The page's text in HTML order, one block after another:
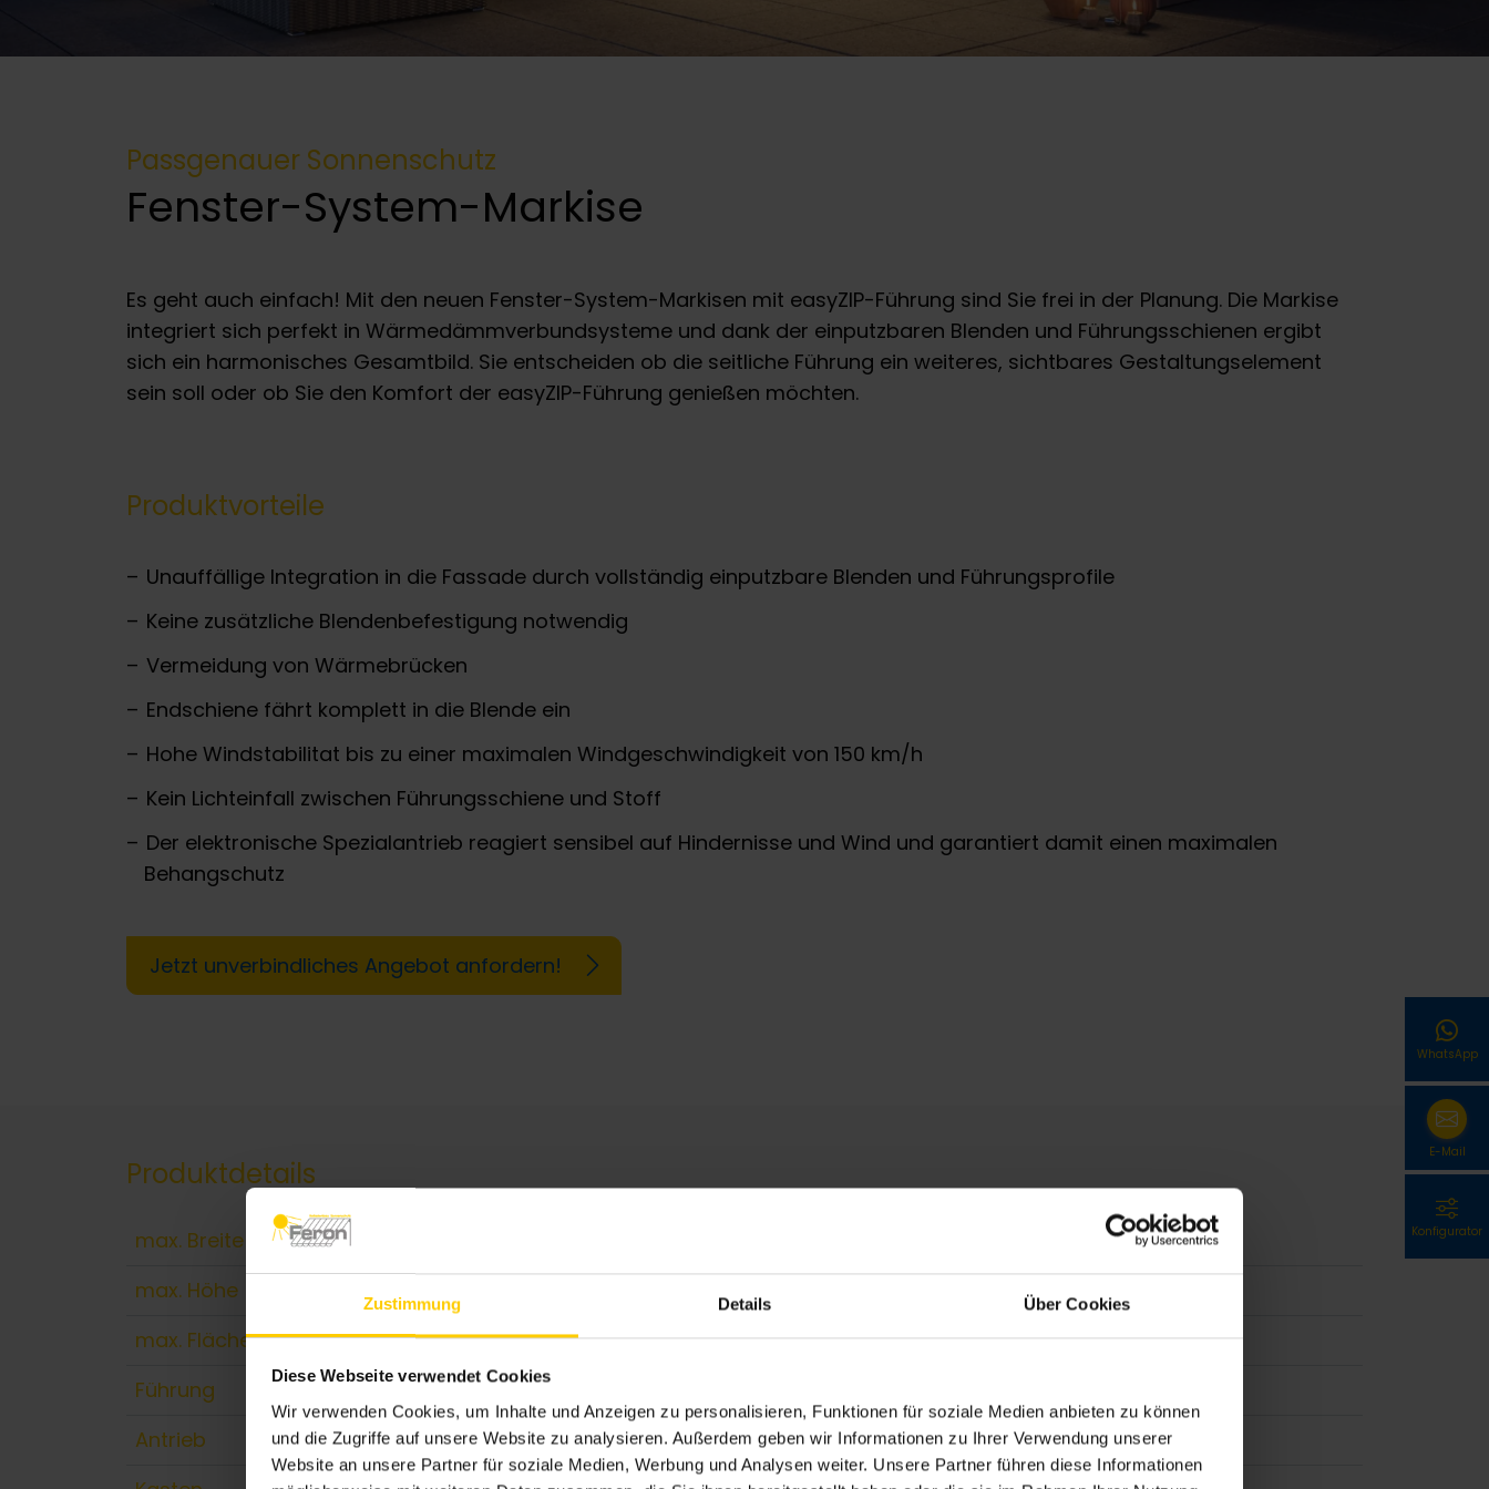
Zustimmung Details Über Cookies
Diese Webseite verwendet Cookies
Wir verwenden Cookies, um Inhalte und Anzeigen zu personalisieren, Funktionen für soziale Medien anbieten zu können
und die Zugriffe auf unsere Website zu analysieren. Außerdem geben wir Informationen zu Ihrer Verwendung unserer
Website an unsere Partner für soziale Medien, Werbung und Analysen weiter. Unsere Partner führen diese Informationen
Passgenauer Sonnenschutz
Fenster-System-Markise
Es geht auch einfach! Mit den neuen Fenster-System-Markisen mit easyZIP-Führung sind Sie frei in der Planung. Die Markise
integriert sich perfekt in Wärmedämmverbundsysteme und dank der einputzbaren Blenden und Führungsschienen ergibt
sich ein harmonisches Gesamtbild. Sie entscheiden ob die seitliche Führung ein weiteres, sichtbares Gestaltungselement
sein soll oder ob Sie den Komfort der easyZIP-Führung genießen möchten.
Produktvorteile
Unauffällige Integration in die Fassade durch vollständig einputzbare Blenden und Führungsprofile
Keine zusätzliche Blendenbefestigung notwendig
Vermeidung von Wärmebrücken
Endschiene fährt komplett in die Blende ein
Hohe Windstabilitat bis zu einer maximalen Windgeschwindigkeit von 150 km/h
Kein Lichteinfall zwischen Führungsschiene und Stoff
Der elektronische Spezialantrieb reagiert sensibel auf Hindernisse und Wind und garantiert damit einen maximalen
Behangschutz
Jetzt unverbindliches Angebot anfordern!
Produktdetails
max. Breite
max. Höhe
max. Fläche
18 m²
Führung
easyZIP-Führung, Fallarm, Markisolette, Schienenführung, Seilführung
Antrieb
Motor, WMS Funkmotor
WhatsApp
E-Mail
Konfigurator